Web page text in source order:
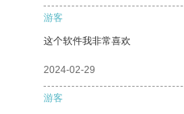
游客
这个软件我非常喜欢
2024-02-29
游客